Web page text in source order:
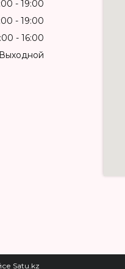
19:00
19:00
16:00
Выходной
Satu.kz